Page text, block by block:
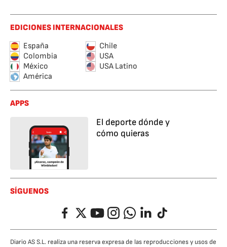
EDICIONES INTERNACIONALES
España
Chile
Colombia
USA
México
USA Latino
América
APPS
El deporte dónde y
cómo quieras
SÍGUENOS
FacebookTwitterYouTubeInstagramWhatsappLinkedIn
TikTok
Diario AS S.L. realiza una reserva expresa de las reproducciones y usos de